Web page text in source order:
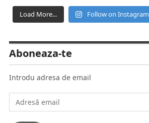
Load More... Follow on Instagram
Aboneaza-te
Introdu adresa de email
Adresă
email